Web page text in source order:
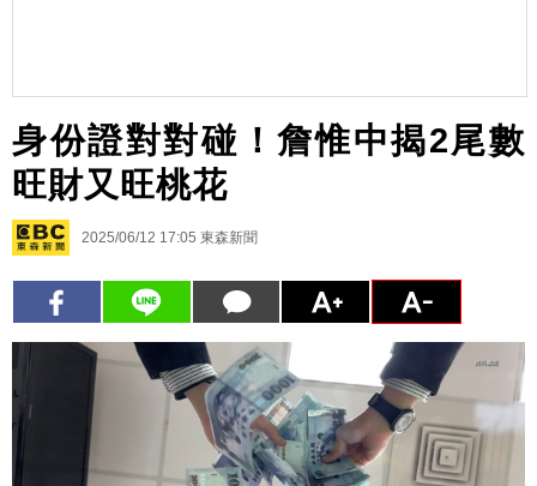
身份證對對碰！詹惟中揭2尾數
旺財又旺桃花
2025/06/12 17:05 東森新聞